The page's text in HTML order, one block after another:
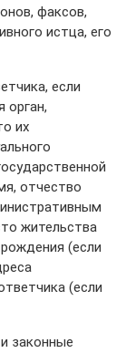
факсов,
истца, его
если
орган,
их
отчество
жительства
(если
(если
законные